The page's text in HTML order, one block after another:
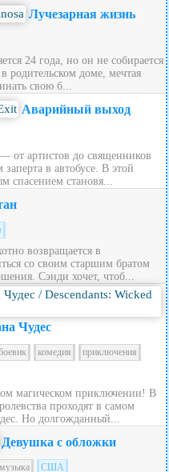
Лучезарная жизнь
24 года, но он не собирается
родительском доме, мечтая
свою б...
Аварийный выход
от артистов до священников
в автобусе. В этой
спасением становя...
возвращается в
со своим старшим братом
Сэнди хочет, чтоб...
Чудес
комедия
приключения
магическом приключении! В
проходят в самом
Но долгожданный...
Девушка с обложки
музыка США